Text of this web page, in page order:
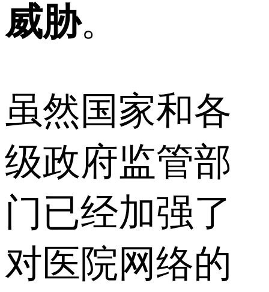
威胁。
虽然国家和各
级政府监管部
门已经加强了
对医院网络的